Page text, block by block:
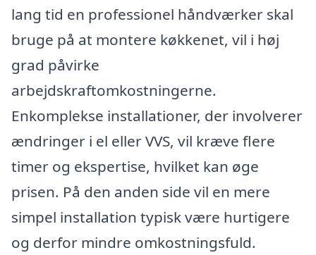
lang tid en professionel håndværker skal
bruge på at montere køkkenet, vil i høj
grad påvirke
arbejdskraftomkostningerne.
Enkomplekse installationer, der involverer
ændringer i el eller VVS, vil kræve flere
timer og ekspertise, hvilket kan øge
prisen. På den anden side vil en mere
simpel installation typisk være hurtigere
og derfor mindre omkostningsfuld.